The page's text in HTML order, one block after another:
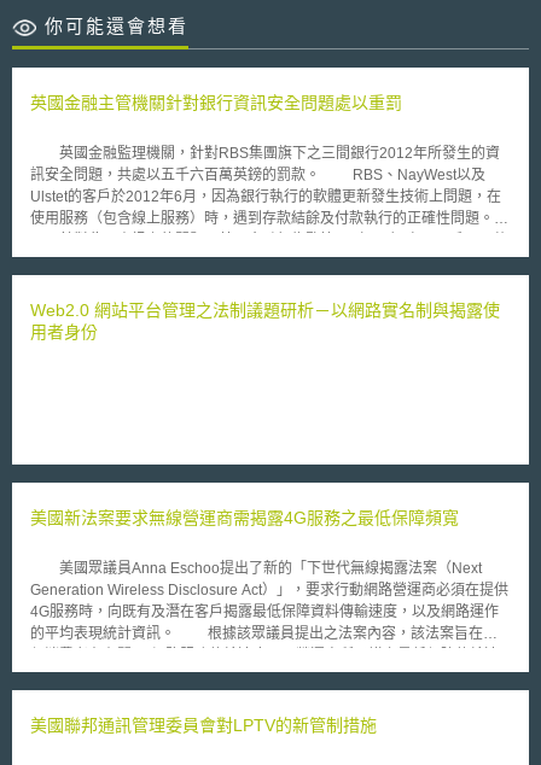
你可能還會想看
英國金融主管機關針對銀行資訊安全問題處以重罰
英國金融監理機關，針對RBS集團旗下之三間銀行2012年所發生的資
訊安全問題，共處以五千六百萬英鎊的罰款。 RBS、NayWest以及
Ulstet的客戶於2012年6月，因為銀行執行的軟體更新發生技術上問題，在
使用服務（包含線上服務）時，遇到存款結餘及付款執行的正確性問題。
英鎊的罰款；另一機關，英國審慎管理局（PRA）亦罕見地再以違反「金融
理由，另對該銀行處以一千四百萬的罰款。這是首次2個主管機關對於銀行
未能有效辨識及管理其已暴露之資訊風險共同處罰之案例。 PRA指
Web2.0 網站平台管理之法制議題研析－以網路實名制與揭露使
用者身份
美國新法案要求無線營運商需揭露4G服務之最低保障頻寬
美國眾議員Anna Eschoo提出了新的「下世代無線揭露法案（Next
Generation Wireless Disclosure Act）」，要求行動網路營運商必須在提供
4G服務時，向既有及潛在客戶揭露最低保障資料傳輸速度，以及網路運作
的平均表現統計資訊。 根據該眾議員提出之法案內容，該法案旨在確
度等事項上，擁有有完整和準確的資訊。該法案還可以幫助消費者了解業者
「當消費者申請了一個4G傳輸服務方案時，消費者有權知道他們所支付的
美國聯邦通訊管理委員會對LPTV的新管制措施